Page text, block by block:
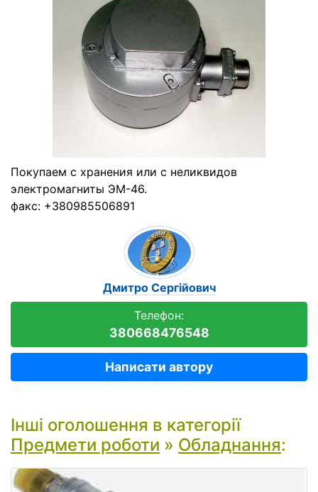
Покупаем с хранения или с неликвидов
электромагниты ЭМ-46.
факс: +380985506891
Дмитро Сергійович
Телефон:
380668476548
Написати автору
Інші оголошення в категорії
Предмети роботи » Обладнання: